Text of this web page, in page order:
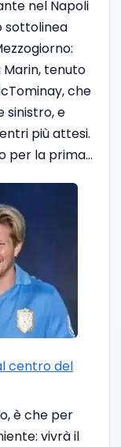
nel Napoli
sottolinea
Marin, tenuto
che
sinistro, e
più attesi.
per la prima…
centro del
è che per
vivrà il